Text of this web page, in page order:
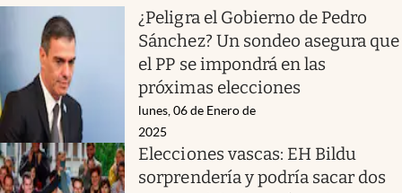
¿Peligra el Gobierno de Pedro
Sánchez? Un sondeo asegura que
el PP se impondrá en las
próximas elecciones
lunes, 06 de Enero de
2025
Elecciones vascas: EH Bildu
sorprendería y podría sacar dos